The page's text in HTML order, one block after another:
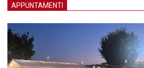
APPUNTAMENTI